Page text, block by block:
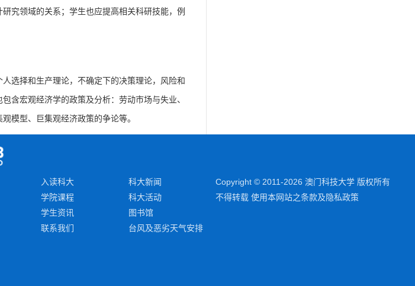
究领域的关系；学生也应提高相关科研技能，例
选择和生产理论，不确定下的决策理论，风险和
包含宏观经济学的政策及分析：劳动市场与失业、
模型、巨集观经济政策的争论等。
入读科大
科大新闻
学院课程
科大活动
学生资讯
图书馆
联系我们
台风及恶劣天气安排
Copyright © 2011-2026 澳门科技大学 版权所有
不得转载 使用本网站之条款及隐私政策